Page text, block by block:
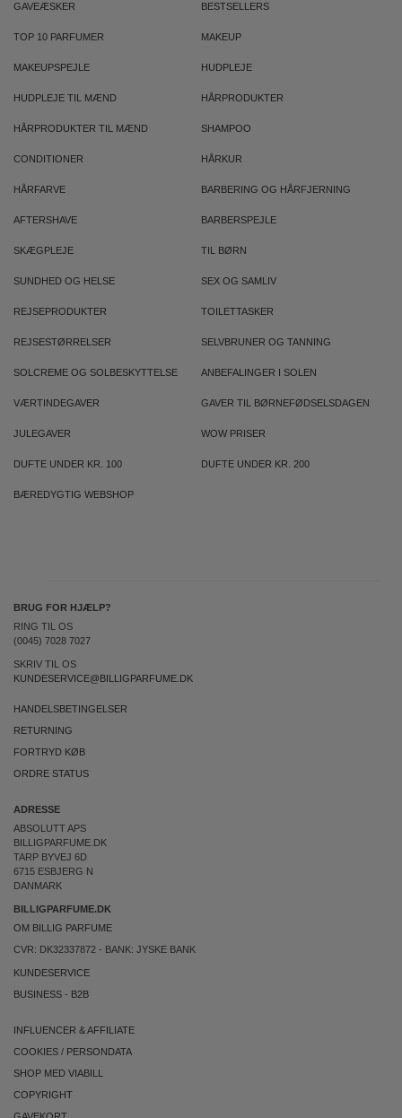
GAVEÆSKER BESTSELLERS
TOP 10 PARFUMER MAKEUP
MAKEUPSPEJLE HUDPLEJE
HUDPLEJE TIL MÆND HÅRPRODUKTER
HÅRPRODUKTER TIL MÆND SHAMPOO
CONDITIONER HÅRKUR
HÅRFARVE BARBERING OG HÅRFJERNING
AFTERSHAVE BARBERSPEJLE
SKÆGPLEJE TIL BØRN
SUNDHED OG HELSE SEX OG SAMLIV
REJSEPRODUKTER TOILETTASKER
REJSESTØRRELSER SELVBRUNER OG TANNING
SOLCREME OG SOLBESKYTTELSE ANBEFALINGER I SOLEN
VÆRTINDEGAVER GAVER TIL BØRNEFØDSELSDAGEN
JULEGAVER WOW PRISER
DUFTE UNDER KR. 100 DUFTE UNDER KR. 200
BÆREDYGTIG WEBSHOP
BRUG FOR HJÆLP?
RING TIL OS
(0045) 7028 7027
SKRIV TIL OS
KUNDESERVICE@BILLIGPARFUME.DK
HANDELSBETINGELSER
RETURNING
FORTRYD KØB
ORDRE STATUS
ADRESSE
ABSOLUTT APS
BILLIGPARFUME.DK
TARP BYVEJ 6D
6715 ESBJERG N
DANMARK
BILLIGPARFUME.DK
OM BILLIG PARFUME
CVR: DK32337872 - BANK: JYSKE BANK
KUNDESERVICE
BUSINESS - B2B
INFLUENCER & AFFILIATE
COOKIES / PERSONDATA
SHOP MED VIABILL
COPYRIGHT